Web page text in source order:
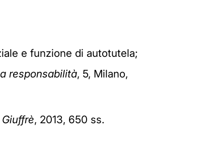
e funzione di autotutela;
responsabilità, 5, Milano,
Giuffrè, 2013, 650 ss.